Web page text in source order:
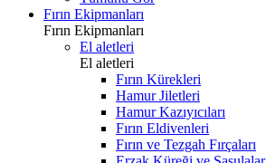
Fırın Ekipmanları
Fırın Ekipmanları
El aletleri
El aletleri
Fırın Kürekleri
Hamur Jiletleri
Hamur Kazıyıcıları
Fırın Eldivenleri
Fırın ve Tezgah Fırçaları